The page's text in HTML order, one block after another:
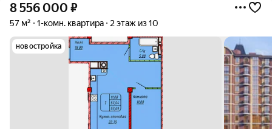
8 556 000 ₽
57 м² 1-комн. квартира 2 этаж из 10
новостройка